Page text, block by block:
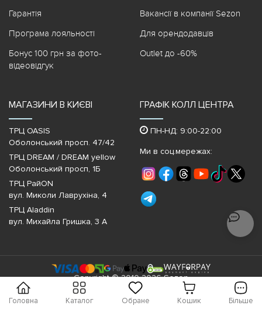
Головна Каталог Обране Кошик Більше
Гарантія
Програма лояльності
Бонус 100 грн за фото-
відеовідгук
Вакансії в компанії Sezon
Для орендодавців
Outlet до -60%
МАГАЗИНИ В КИЄВІ
ТРЦ OASIS
Оболонський просп. 47/42
ТРЦ DREAM / DREAM yellow
Оболонський просп, 1Б
ТРЦ РайON
вул. Миколи Лаврухіна, 4
ТРЦ Aladdin
вул. Михайла Гришка, 3 А
ГРАФІК КОЛЛ ЦЕНТРА
ПН-НД: 9:00-22:00
Ми в соц.мережах:
Copyright © 2010-2026 Sezon